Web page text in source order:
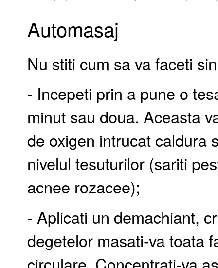
Automasaj
Nu stiti cum sa va faceti
- Incepeti prin a pune o
minut sau doua. Aceasta
de oxigen intrucat caldura
nivelul tesuturilor (sariti
acnee rozacee);
- Aplicati un demachiant,
degetelor masati-va toata
circulare. Concentrati-va